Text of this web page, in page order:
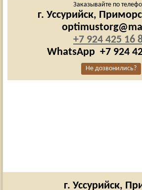
Заказывайте по
г. Уссурийск,
+7 924 425 16
WhatsApp +7 924
Не дозвонились?
г. Уссурийск,